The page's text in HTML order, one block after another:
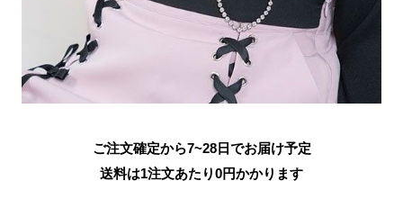
ご注文確定から7~28日でお届け予定
送料は1注文あたり0円かかります